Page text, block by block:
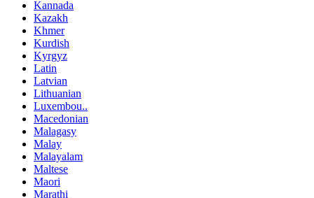
Kannada
Kazakh
Khmer
Kurdish
Kyrgyz
Latin
Latvian
Lithuanian
Luxembou..
Macedonian
Malagasy
Malay
Malayalam
Maltese
Maori
Marathi